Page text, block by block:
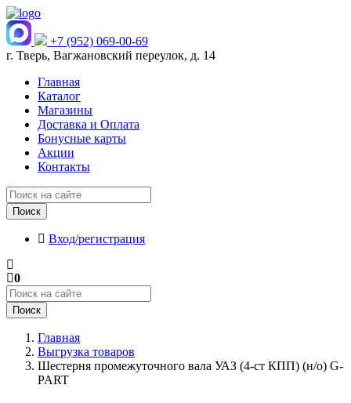
+7 (952) 069-00-69
г. Тверь, Вагжановский переулок, д. 14
Главная
Каталог
Магазины
Доставка и Оплата
Бонусные карты
Акции
Контакты
Поиск
Вход/регистрация
0
Поиск
Главная
Выгрузка товаров
Шестерня промежуточного вала УАЗ (4-ст КПП) (н/о) G-
PART